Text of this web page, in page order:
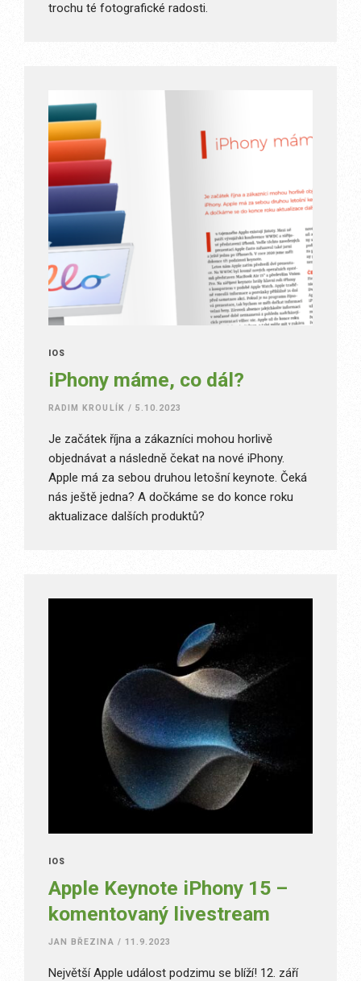
trochu té fotografické radosti.
IOS
iPhony máme, co dál?
RADIM KROULÍK / 5.10.2023
Je začátek října a zákazníci mohou horlivě
objednávat a následně čekat na nové iPhony.
Apple má za sebou druhou letošní keynote. Čeká
nás ještě jedna? A dočkáme se do konce roku
aktualizace dalších produktů?
IOS
Apple Keynote iPhony 15 –
komentovaný livestream
JAN BŘEZINA / 11.9.2023
Největší Apple událost podzimu se blíží! 12. září